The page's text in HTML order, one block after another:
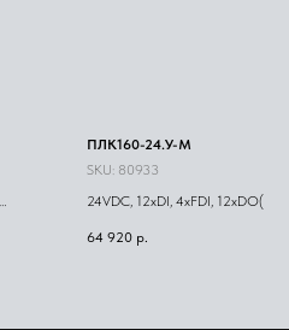
ПЛК160-24.У-М
SKU: 80933
24VDC, 12xDI, 4xFDI, 12xDO(Р),
64 920 р.